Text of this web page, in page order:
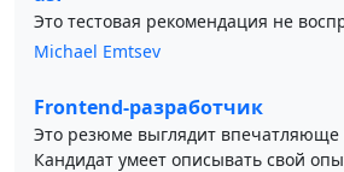
Это тестовая рекомендация не
Michael Emtsev
Frontend-разработчик
Это резюме выглядит
Кандидат умеет описывать свой